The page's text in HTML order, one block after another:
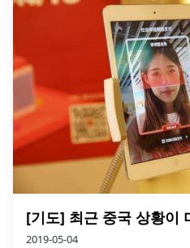
[기도] 최근 중국 상황
2019-05-04